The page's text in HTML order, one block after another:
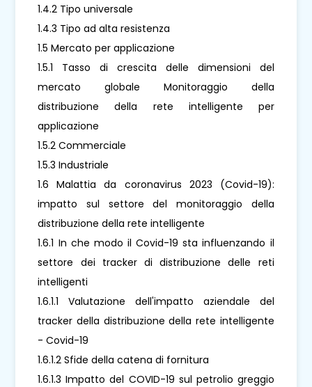
1.4.2 Tipo universale
1.4.3 Tipo ad alta resistenza
1.5 Mercato per applicazione
1.5.1 Tasso di crescita delle dimensioni del
mercato globale Monitoraggio della
distribuzione della rete intelligente per
applicazione
1.5.2 Commerciale
1.5.3 Industriale
1.6 Malattia da coronavirus 2023 (Covid-19):
impatto sul settore del monitoraggio della
distribuzione della rete intelligente
1.6.1 In che modo il Covid-19 sta influenzando il
settore dei tracker di distribuzione delle reti
intelligenti
1.6.1.1 Valutazione dell'impatto aziendale del
tracker della distribuzione della rete intelligente
- Covid-19
1.6.1.2 Sfide della catena di fornitura
1.6.1.3 Impatto del COVID-19 sul petrolio greggio